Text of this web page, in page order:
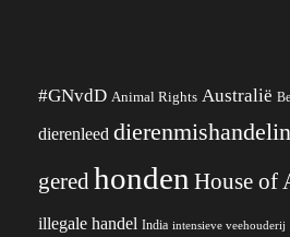
#GNvdD Animal Rights Australië
dierenleed
geredhonden House of
illegale handel India intensieve veehouderij